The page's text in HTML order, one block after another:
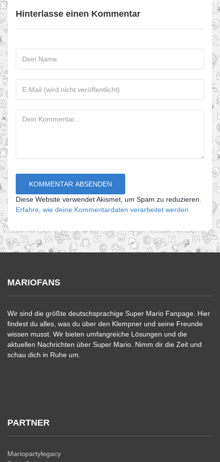
Hinterlasse einen Kommentar
Diese Website verwendet Akismet, um Spam zu reduzieren.
Erfahre, wie deine Kommentardaten verarbeitet werden.
MARIOFANS
Wir sind die größte deutschsprachige Super Mario Fanpage. Hier
findest du alles, was du über den Klempner und seine Freunde
wissen musst. Wir bieten umfangreiche Lösungen und die
aktuellen Nachrichten über Super Mario. Nimm dir die Zeit und
schau dich in Ruhe um.
PARTNER
Mariopartylegacy